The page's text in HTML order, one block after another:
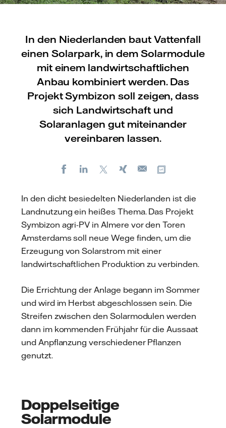
In den Niederlanden baut Vattenfall
einen Solarpark, in dem Solarmodule
mit einem landwirtschaftlichen
Anbau kombiniert werden. Das
Projekt Symbizon soll zeigen, dass
sich Landwirtschaft und
Solaranlagen gut miteinander
vereinbaren lassen.
FacebookLinkedIn Xing
E-
In den dicht besiedelten Niederlanden ist die
Landnutzung ein heißes Thema. Das Projekt
Symbizon agri-PV in Almere vor den Toren
Amsterdams soll neue Wege finden, um die
Erzeugung von Solarstrom mit einer
landwirtschaftlichen Produktion zu verbinden.
Die Errichtung der Anlage begann im Sommer
und wird im Herbst abgeschlossen sein. Die
Streifen zwischen den Solarmodulen werden
dann im kommenden Frühjahr für die Aussaat
und Anpflanzung verschiedener Pflanzen
genutzt.
Doppelseitige
Solarmodule